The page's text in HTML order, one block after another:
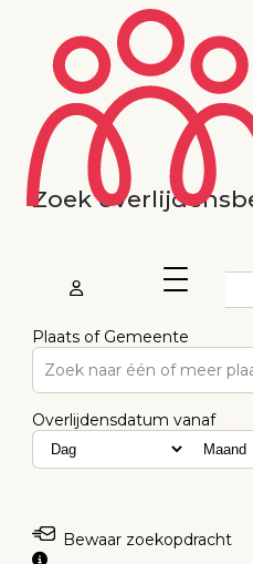
Zoek
Plaats of Gemeente
Zoek naar één of meer
Overlijdensdatum vanaf
Bewaar zoekopdracht